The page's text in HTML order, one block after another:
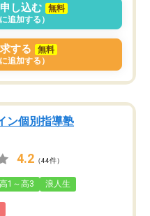
し込む
無料
追加する）
する
無料
追加する）
ン個別指導塾
4.2 （44件）
高1～高3 浪人生